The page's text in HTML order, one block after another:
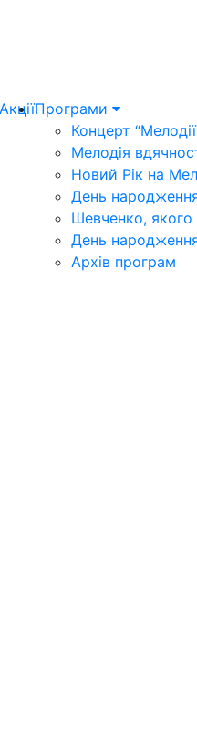
АкціїПрограми
Концерт
Мелодія
Новий Рік на
День
Шевченко, якого
День
Архів програм